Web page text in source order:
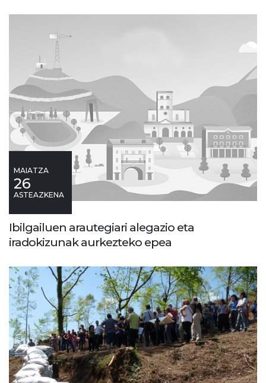
MAIATZA
26
ASTEAZKENA
Ibilgailuen arautegiari alegazio eta
iradokizunak aurkezteko epea